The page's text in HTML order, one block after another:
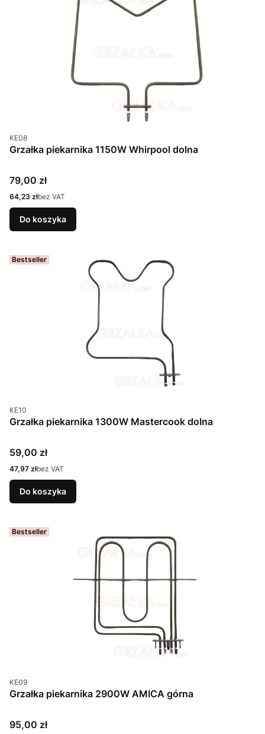
Kod produktu
KE08
Grzałka piekarnika 1150W Whirpool dolna
Cena
79,00 zł
Cena
64,23 złbez VAT
Do koszyka
Bestseller
Kod produktu
KE10
Grzałka piekarnika 1300W Mastercook dolna
Cena
59,00 zł
Cena
47,97 złbez VAT
Do koszyka
Bestseller
Kod produktu
KE09
Grzałka piekarnika 2900W AMICA górna
Cena
95,00 zł